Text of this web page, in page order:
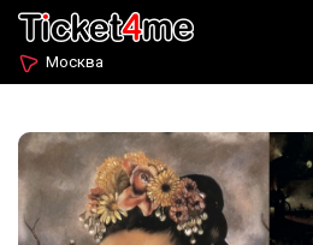
Москва